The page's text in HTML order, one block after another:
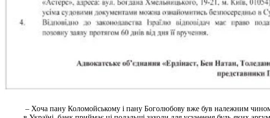
– Хоча пану Коломойському і пану Боголюбову вже був належним чином